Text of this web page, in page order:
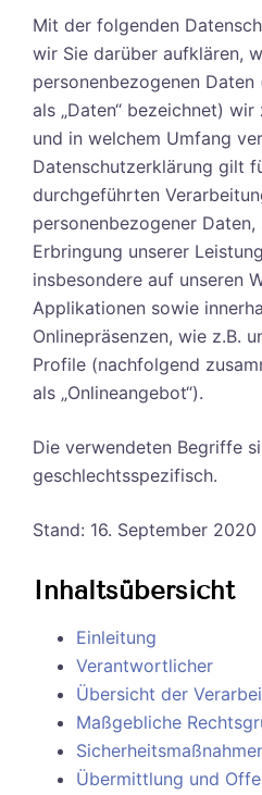
Mit der folgenden
wir Sie darüber aufklären,
personenbezogenen
als „Daten“ bezeichnet)
und in welchem Umfang
Datenschutzerklärung gilt
durchgeführten
personenbezogener
Erbringung unserer
insbesondere auf unseren
Applikationen sowie
Onlinepräsenzen, wie z.B.
Profile (nachfolgend
als „Onlineangebot“).
Die verwendeten Begriffe
geschlechtsspezifisch.
Stand: 16. September 2020
Inhaltsübersicht
Einleitung
Verantwortlicher
Übersicht der
Maßgebliche
Übermittlung und